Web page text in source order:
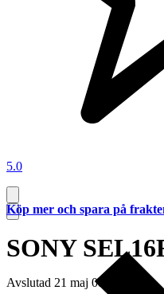
5.0
SONY
Avslutad 21 maj 08:42
Köp mer och spara på